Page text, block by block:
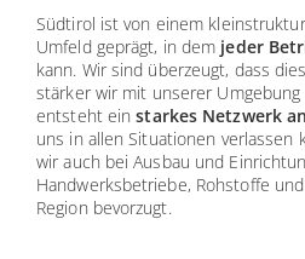
Südtirol ist von einem
Umfeld geprägt, in dem jeder
kann. Wir sind überzeugt, dass
stärker wir mit unserer
entsteht einstarkes Netzwerk
uns in allen Situationen verlassen
wir auch bei Ausbau und
Handwerksbetriebe, Rohstoffe
Region bevorzugt.